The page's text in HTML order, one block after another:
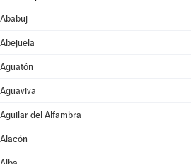
Ababuj
Abejuela
Aguatón
Aguaviva
Aguilar del Alfambra
Alacón